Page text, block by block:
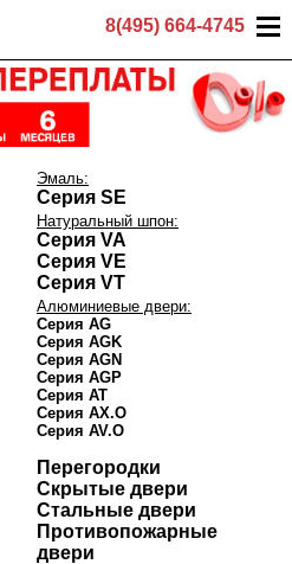
8(495) 664-4745
Эмаль:
Серия SE
Натуральный шпон:
Серия VA
Серия VE
Серия VT
Алюминиевые двери:
Серия AG
Серия AGK
Серия AGN
Серия AGP
Серия AT
Серия AX.O
Серия AV.O
Перегородки
Скрытые двери
Стальные двери
Противопожарные
двери